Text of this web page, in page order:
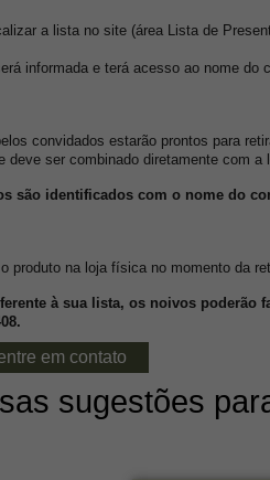
a lista no site (área Lista de
informada e terá acesso ao nome do
convidados estarão prontos para
ser combinado diretamente com a
são identificados com o nome do
produto na loja física no momento da
à sua lista, os noivos poderão
em contato
sugestões